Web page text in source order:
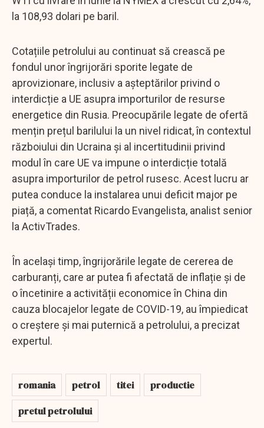
la 108,93 dolari pe baril.
Cotațiile petrolului au continuat să crească pe
fondul unor îngrijorări sporite legate de
aprovizionare, inclusiv a așteptărilor privind o
interdicție a UE asupra importurilor de resurse
energetice din Rusia. Preocupările legate de ofertă
mențin prețul barilului la un nivel ridicat, în contextul
războiului din Ucraina și al incertitudinii privind
modul în care UE va impune o interdicție totală
asupra importurilor de petrol rusesc. Acest lucru ar
putea conduce la instalarea unui deficit major pe
piață, a comentat Ricardo Evangelista, analist senior
la ActivTrades.
În același timp, îngrijorările legate de cererea de
carburanți, care ar putea fi afectată de inflație și de
o încetinire a activității economice în China din
cauza blocajelor legate de COVID-19, au împiedicat
o creștere și mai puternică a petrolului, a precizat
expertul.
romania petrol titei
productie
pretul petrolului